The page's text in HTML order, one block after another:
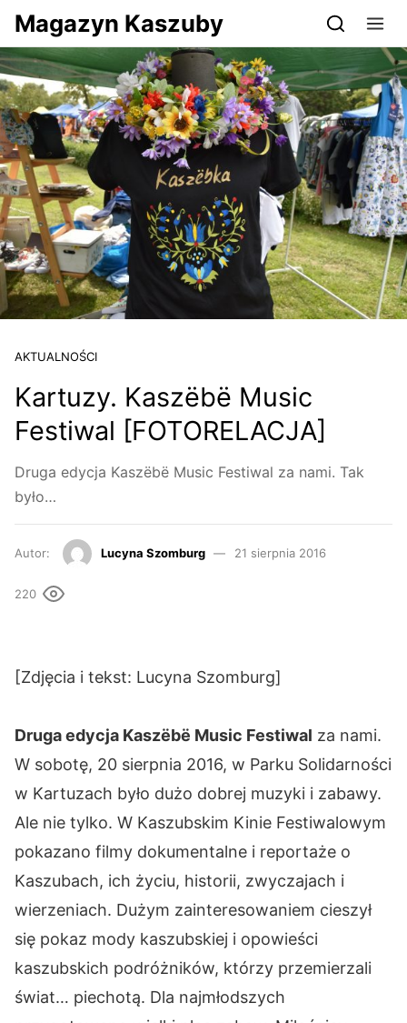
Przejdź do serwisu magazynkaszuby.pl
Magazyn Kaszuby
AKTUALNOŚCI
Kartuzy. Kaszëbë Music
Festiwal [FOTORELACJA]
Druga edycja Kaszëbë Music Festiwal za nami. Tak
było…
Autor: Lucyna Szomburg 21 sierpnia 2016
220
[Zdjęcia i tekst: Lucyna Szomburg]
Druga edycja Kaszëbë Music Festiwal za nami.
W sobotę, 20 sierpnia 2016, w Parku Solidarności
w Kartuzach było dużo dobrej muzyki i zabawy.
Ale nie tylko. W Kaszubskim Kinie Festiwalowym
pokazano filmy dokumentalne i reportaże o
Kaszubach, ich życiu, historii, zwyczajach i
wierzeniach. Dużym zainteresowaniem cieszył
się pokaz mody kaszubskiej i opowieści
kaszubskich podróżników, którzy przemierzali
świat… piechotą. Dla najmłodszych